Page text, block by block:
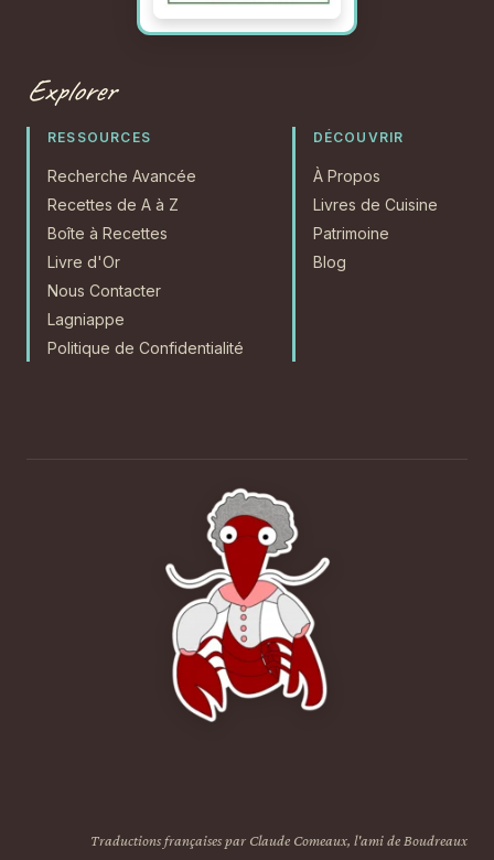
Explorer
RESSOURCES
Recherche Avancée
Recettes de A à Z
Boîte à Recettes
Livre d'Or
Nous Contacter
Lagniappe
Politique de Confidentialité
DÉCOUVRIR
À Propos
Livres de Cuisine
Patrimoine
Blog
Traductions françaises par Claude Comeaux, l'ami de Boudreaux